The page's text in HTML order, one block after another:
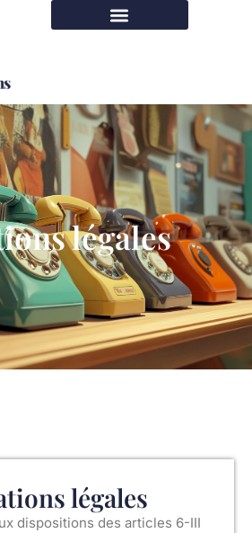
légales
légales
dispositions des articles 6-III